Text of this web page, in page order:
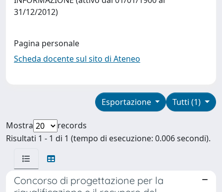
31/12/2012)
Pagina personale
Scheda docente sul sito di Ateneo
Tutti (1)
Esportazione
Mostra
records
Risultati 1 - 1 di 1 (tempo di esecuzione: 0.006 secondi).
Concorso di progettazione per la